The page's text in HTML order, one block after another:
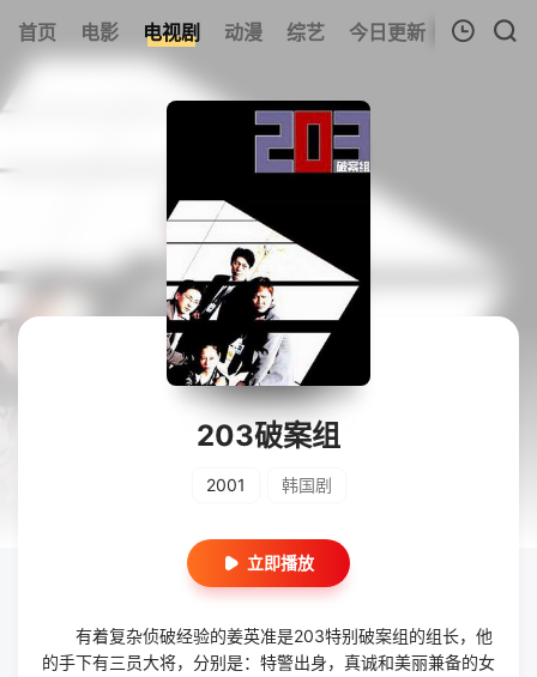
首页 电影 电视剧 动漫 综艺 今日更新 热榜
我的观影记录
暂无观看影片的记录
203破案组
2001 韩国剧
立即播放
有着复杂侦破经验的姜英准是203特别破案组的组长，他
的手下有三员大将，分别是：特警出身，真诚和美丽兼备的女